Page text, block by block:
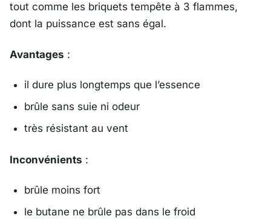
tout comme les briquets tempête à 3 flammes,
dont la puissance est sans égal.
Avantages :
il dure plus longtemps que l’essence
brûle sans suie ni odeur
très résistant au vent
Inconvénients :
brûle moins fort
le butane ne brûle pas dans le froid